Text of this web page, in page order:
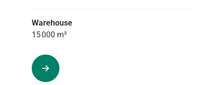
Warehouse
15 000 m²